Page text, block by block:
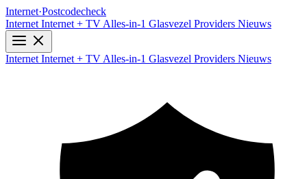
Internet·Postcodecheck
Internet Internet + TV Alles-in-1 Glasvezel Providers Nieuws
Internet Internet + TV Alles-in-1 Glasvezel Providers Nieuws